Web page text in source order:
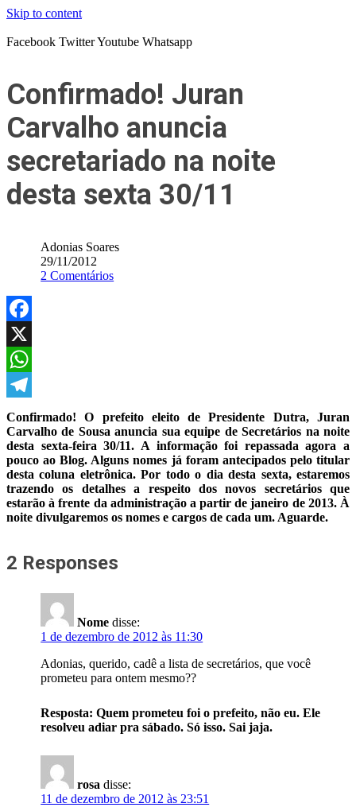
Skip to content
Facebook TwitterYoutube Whatsapp
Confirmado! Juran
Carvalho anuncia
secretariado na noite
desta sexta 30/11
Adonias Soares
29/11/2012
2 Comentários
Facebook
X
WhatsApp
Telegram
Confirmado! O prefeito eleito de Presidente Dutra, Juran
Carvalho de Sousa anuncia sua equipe de Secretários na noite
desta sexta-feira 30/11. A informação foi repassada agora a
pouco ao Blog. Alguns nomes já foram antecipados pelo titular
desta coluna eletrônica. Por todo o dia desta sexta, estaremos
trazendo os detalhes a respeito dos novos secretários que
estarão à frente da administração a partir de janeiro de 2013. À
noite divulgaremos os nomes e cargos de cada um. Aguarde.
2 Responses
Nome disse:
1 de dezembro de 2012 às 11:30
Adonias, querido, cadê a lista de secretários, que você
prometeu para ontem mesmo??
Resposta: Quem prometeu foi o prefeito, não eu. Ele
resolveu adiar pra sábado. Só isso. Sai jaja.
rosa disse:
11 de dezembro de 2012 às 23:51